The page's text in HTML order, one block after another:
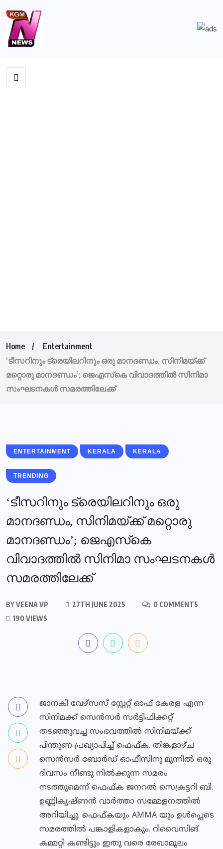
Home
Entertainment
‘ടീസറിനും ട്രെയിലറിനും ഒരു മാനദണ്ഡം, സിനിമയ്ക്ക്
മറ്റൊരു മാനദണ്ഡം’; ജെഎസ്‌കെ വിവാദത്തില്‍ സിനിമാ
സംഘടനകള്‍ സമരത്തിലേക്ക്
ENTERTAINMENT KERALA KERALA
TRENDING
‘ടീസറിനും ട്രെയിലറിനും ഒരു
മാനദണ്ഡം, സിനിമയ്ക്ക് മറ്റൊരു
മാനദണ്ഡം’; ജെഎസ്‌കെ
വിവാദത്തില്‍ സിനിമാ സംഘടനകള്‍
സമരത്തിലേക്ക്
BYVEENA VP 27TH JUNE 2025
0 COMMENTS
190 VIEWS
ജാനകി വേഴ്സസ് സ്റ്റേറ്റ് ഓഫ് കേരള എന്ന
സിനിമക്ക് സെന്‍സര്‍ സര്‍ട്ടിഫിക്കറ്റ്
തടഞ്ഞുവച്ച സംഭവത്തില്‍ സിനിമയ്ക്ക്
പിന്തുണ പ്രഖ്യാപിച്ച് ഫെഫ്ക. തിങ്കളാഴ്ച
സെന്‍സര്‍ ബോര്‍ഡ് ഓഫീസിനു മുന്നില്‍ ഒരു
ദിവസം നീണ്ടു നില്‍ക്കുന്ന സമരം
നടത്തുമെന്ന് ഫെഫ്ക ജനറല്‍ സെക്രട്ടറി ബി.
ഉണ്ണികൃഷ്ണന്‍ വാര്‍ത്താ സമ്മേളനത്തില്‍
അറിയിച്ചു. ഫെഫ്കയും AMMA യും ഉള്‍പ്പെടെ
സമരത്തില്‍ പങ്കാളികളാകും. റിവൈസിങ്
കമ്മറ്റി കണ്ടിട്ടും ഇതു വരെ രേഖാമൂലം